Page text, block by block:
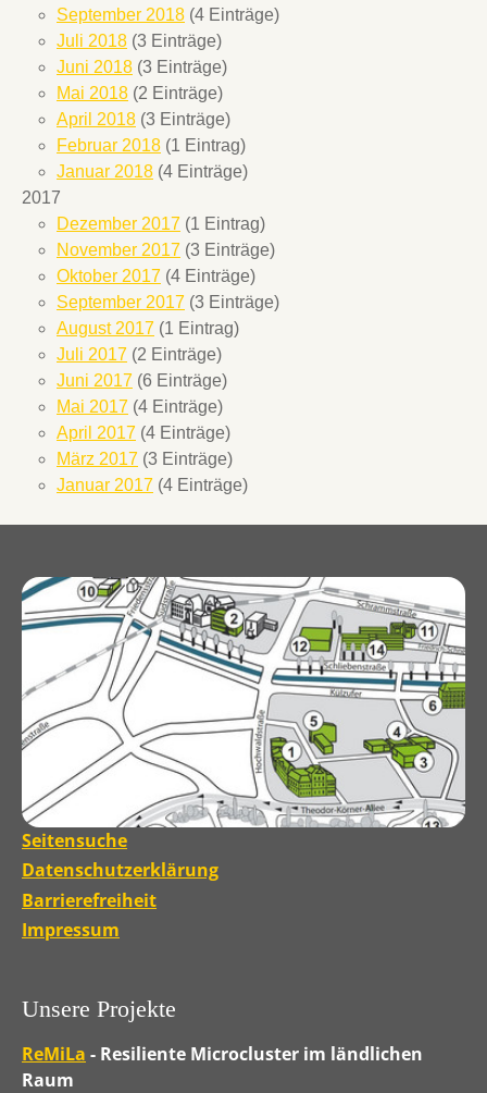
September 2018 (4 Einträge)
Juli 2018 (3 Einträge)
Juni 2018 (3 Einträge)
Mai 2018 (2 Einträge)
April 2018 (3 Einträge)
Februar 2018 (1 Eintrag)
Januar 2018 (4 Einträge)
2017
Dezember 2017 (1 Eintrag)
November 2017 (3 Einträge)
Oktober 2017 (4 Einträge)
September 2017 (3 Einträge)
August 2017 (1 Eintrag)
Juli 2017 (2 Einträge)
Juni 2017 (6 Einträge)
Mai 2017 (4 Einträge)
April 2017 (4 Einträge)
März 2017 (3 Einträge)
Januar 2017 (4 Einträge)
Seitensuche
Datenschutzerklärung
Barrierefreiheit
Impressum
Unsere Projekte
ReMiLa - Resiliente Microcluster im ländlichen
Raum